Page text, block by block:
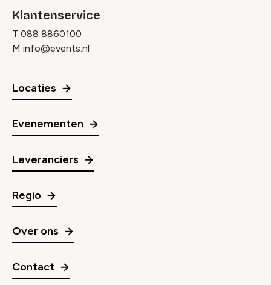
Klantenservice
T 088 8860100
M info@events.nl
Locaties
Evenementen
Leveranciers
Regio
Over ons
Contact